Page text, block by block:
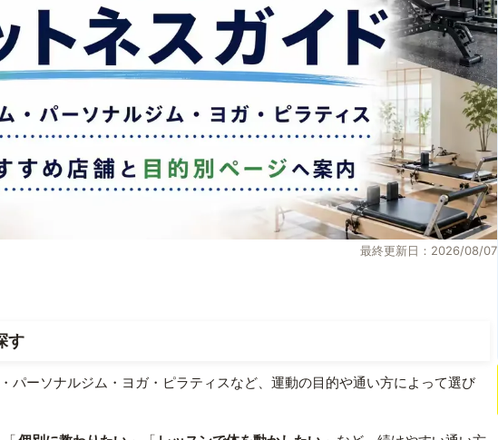
最終更新日：2026/08/07
す
パーソナルジム・ヨガ・ピラティスなど、運動の目的や通い方によって選び